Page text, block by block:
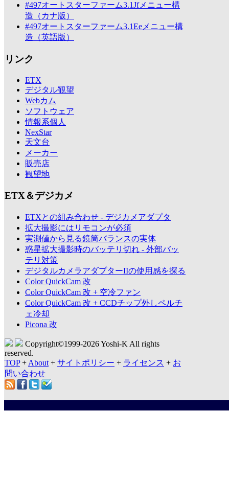
#497オートスターファーム3.1Jfメニュー構
造（カナ版）
#497オートスターファーム3.1Eeメニュー構
造（英語版）
リンク
ETX
デジタル観望
Webカム
ソフトウェア
情報系個人
NexStar
天文台
メーカー
販売店
観望地
ETX＆デジカメ
ETXとの組み合わせ - デジカメアダプタ
拡大撮影にはリモコンが必須
実測値から見る鏡筒バランスの実体
惑星拡大撮影時のバッテリ切れ - 外部バッ
テリ対策
デジタルカメラアダプターIIの使用感を探る
Color QuickCam 改
Color QuickCam 改 + 空冷ファン
Color QuickCam 改 + CCDチップ外しペルチ
ェ冷却
Picona 改
Copyright©1999-2026 Yoshi-K All rights
reserved.
TOP+ About + サイトポリシー + ライセンス + お
問い合わせ